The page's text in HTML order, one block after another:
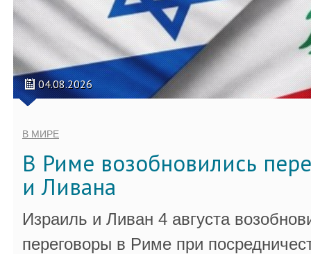
04.08.2026
В МИРЕ
В Риме возобновились
и Ливана
Израиль и Ливан 4 августа
переговоры в Риме при